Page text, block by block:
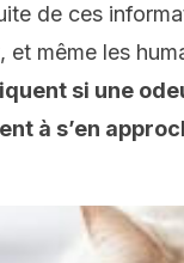
de ces
et même les
si une
à s’en